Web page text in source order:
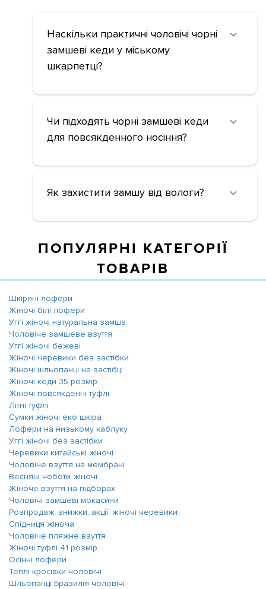
Наскільки практичні чоловічі чорні
замшеві кеди у міському
шкарпетці?
Чи підходять чорні замшеві кеди
для повсякденного носіння?
Як захистити замшу від вологи?
ПОПУЛЯРНІ КАТЕГОРІЇ
ТОВАРІВ
Шкіряні лофери
Жіночі білі лофери
Уггі жіночі натуральна замша
Чоловіче замшеве взуття
Уггі жіночі бежеві
Жіночі черевики без застібки
Жіночі шльопанці на застібці
Жіночі кеди 35 розмір
Жіночі повсякденні туфлі
Літні туфлі
Сумки жіночі еко шкіра
Лофери на низькому каблуку
Уггі жіночі без застібки
Черевики китайські жіночі
Чоловіче взуття на мембрані
Весняні чоботи жіночі
Жіноче взуття на підборах
Чоловічі замшеві мокасини
Розпродаж, знижки, акції: жіночі черевики
Спідниця жіноча
Чоловіче пляжне взуття
Жіночі туфлі 41 розмір
Осінні лофери
Теплі кросівки чоловічі
Шльопанці Бразилія чоловічі